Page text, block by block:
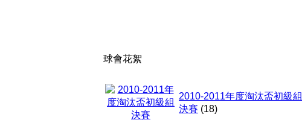
球會花絮
2010-2011年度淘汰盃初級組
決賽 (18)